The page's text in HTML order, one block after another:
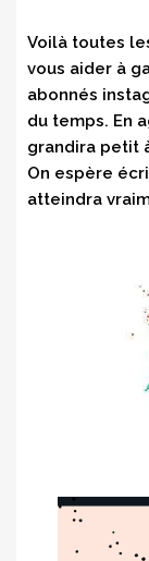
Voilà toutes
vous aider à
abonnés
du temps. En
grandira petit
On espère
atteindra